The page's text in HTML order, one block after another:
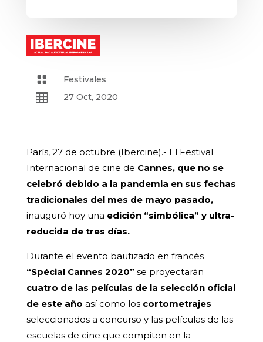
 Festivales
 27 Oct, 2020
París, 27 de octubre (Ibercine).- El Festival
Internacional de cine de Cannes, que no se
celebró debido a la pandemia en sus fechas
tradicionales del mes de mayo pasado,
inauguró hoy una edición “simbólica” y ultra-
reducida de tres días.
Durante el evento bautizado en francés
“Spécial Cannes 2020” se proyectarán
cuatro de las películas de la selección oficial
de este año así como los cortometrajes
seleccionados a concurso y las películas de las
escuelas de cine que compiten en la